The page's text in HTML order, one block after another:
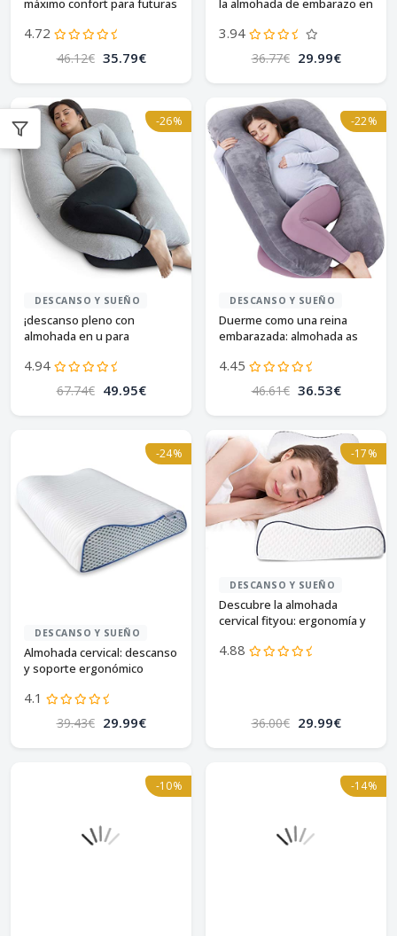
máximo confort para futuras
4.72
46.12€ 35.79€
la almohada de embarazo en
3.94
36.77€ 29.99€
-26%
DESCANSO Y SUEÑO
¡descanso pleno con
almohada en u para
4.94
67.74€ 49.95€
-22%
DESCANSO Y SUEÑO
Duerme como una reina
embarazada: almohada as
4.45
46.61€ 36.53€
-24%
DESCANSO Y SUEÑO
Almohada cervical: descanso
y soporte ergonómico
4.1
39.43€ 29.99€
-17%
DESCANSO Y SUEÑO
Descubre la almohada
cervical fityou: ergonomía y
4.88
36.00€ 29.99€
-10% -14%